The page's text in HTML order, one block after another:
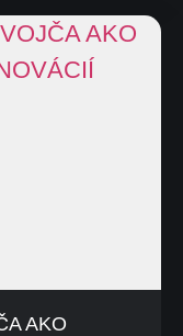
AKO